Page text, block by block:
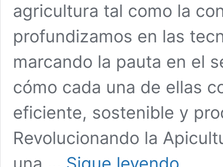
agricultura tal como la
profundizamos en las
marcando la pauta en el
cómo cada una de ellas
eficiente, sostenible y
Revolucionando la